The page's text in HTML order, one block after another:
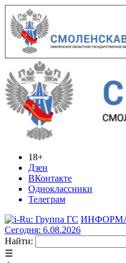
18+
Дзен
ВКонтакте
Одноклассники
Телеграм
Сегодня: 6.08.2026
Найти:
☰